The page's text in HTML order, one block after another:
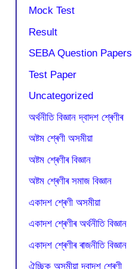
Mock Test
Result
SEBA Question Papers
Test Paper
Uncategorized
অৰ্থনীতি বিজ্ঞান দ্বাদশ শ্ৰেণীৰ
অষ্টম শ্ৰেণী অসমীয়া
অষ্টম শ্ৰেণীৰ বিজ্ঞান
অষ্টম শ্ৰেণীৰ সমাজ বিজ্ঞান
একাদশ শ্ৰেণী অসমীয়া
একাদশ শ্ৰেণীৰ অৰ্থনীতি বিজ্ঞান
একাদশ শ্ৰেণীৰ ৰাজনীতি বিজ্ঞান
ঐচ্ছিক অসমীয়া দ্বাদশ শ্ৰেণী